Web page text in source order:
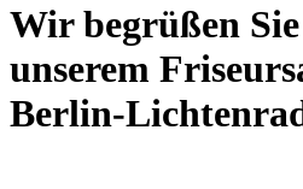
Wir begrüßen
unserem
Berlin-